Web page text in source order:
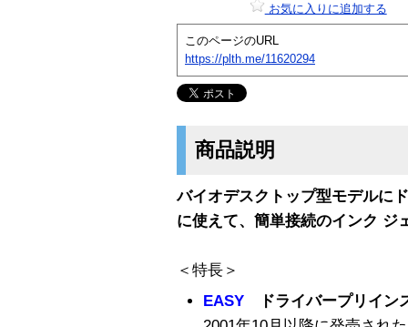
お気に入りに追加する
このページのURL
https://plth.me/11620294
商品説明
バイオデスクトップ型モデルに
に使えて、簡単接続のインク ジ
＜特長＞
EASY ドライバープリイン